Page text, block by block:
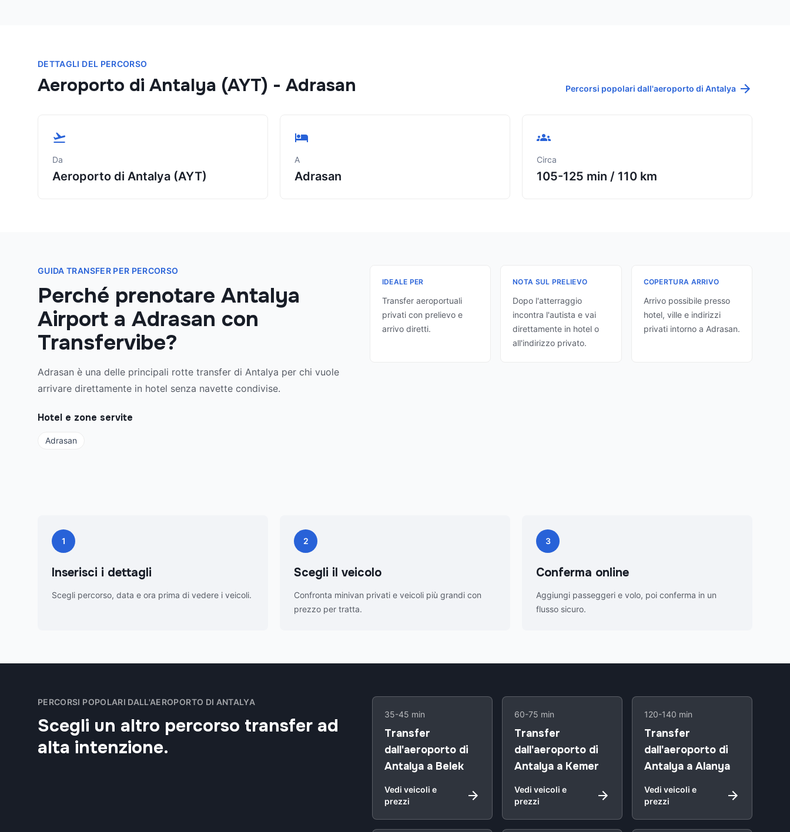
DETTAGLI DEL PERCORSO
Aeroporto di Antalya (AYT) - Adrasan Percorsi popolari dall'aeroporto di Antalya
Da
Aeroporto di Antalya (AYT)
A
Adrasan
Circa
105-125 min / 110 km
GUIDA TRANSFER PER PERCORSO
Perché prenotare Antalya
Airport a Adrasan con
Transfervibe?
Adrasan è una delle principali rotte transfer di Antalya per chi vuole
arrivare direttamente in hotel senza navette condivise.
Hotel e zone servite
Adrasan
IDEALE PER
Transfer aeroportuali
privati con prelievo e
arrivo diretti.
NOTA SUL PRELIEVO
Dopo l'atterraggio
incontra l'autista e vai
direttamente in hotel o
all'indirizzo privato.
COPERTURA ARRIVO
Arrivo possibile presso
hotel, ville e indirizzi
privati intorno a Adrasan.
1
Inserisci i dettagli
Scegli percorso, data e ora prima di vedere i veicoli.
2
Scegli il veicolo
Confronta minivan privati e veicoli più grandi con
prezzo per tratta.
3
Conferma online
Aggiungi passeggeri e volo, poi conferma in un
flusso sicuro.
PERCORSI POPOLARI DALL'AEROPORTO DI ANTALYA
Scegli un altro percorso transfer ad
alta intenzione.
35-45 min
Transfer
dall'aeroporto di
Antalya a Belek
Vedi veicoli e
prezzi
60-75 min
Transfer
dall'aeroporto di
Antalya a Kemer
Vedi veicoli e
prezzi
120-140 min
Transfer
dall'aeroporto di
Antalya a Alanya
Vedi veicoli e
prezzi